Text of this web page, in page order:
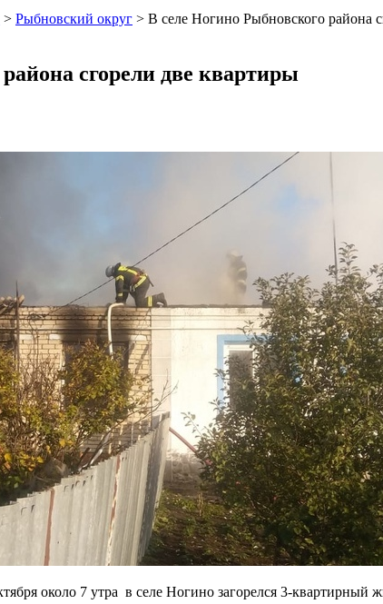
> Рыбновский округ > В селе Ногино Рыбновского района
сгорели две квартиры
около 7 утра в селе Ногино загорелся 3-квартирный